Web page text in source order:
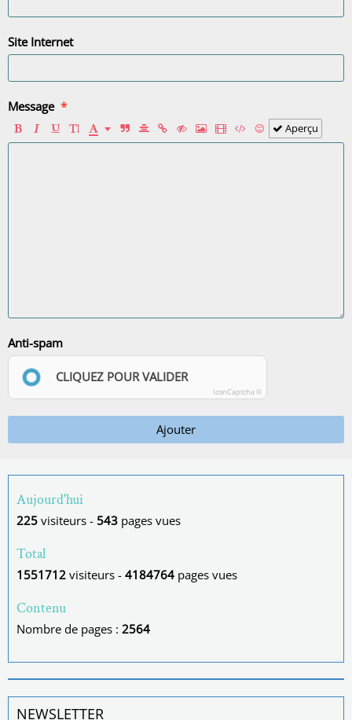
Site Internet
Message
Aperçu
Anti-spam
CLIQUEZ POUR VALIDER
IconCaptcha ©
Ajouter
Aujourd'hui
225 visiteurs - 543 pages vues
Total
1551712 visiteurs - 4184764 pages vues
Contenu
Nombre de pages : 2564
NEWSLETTER